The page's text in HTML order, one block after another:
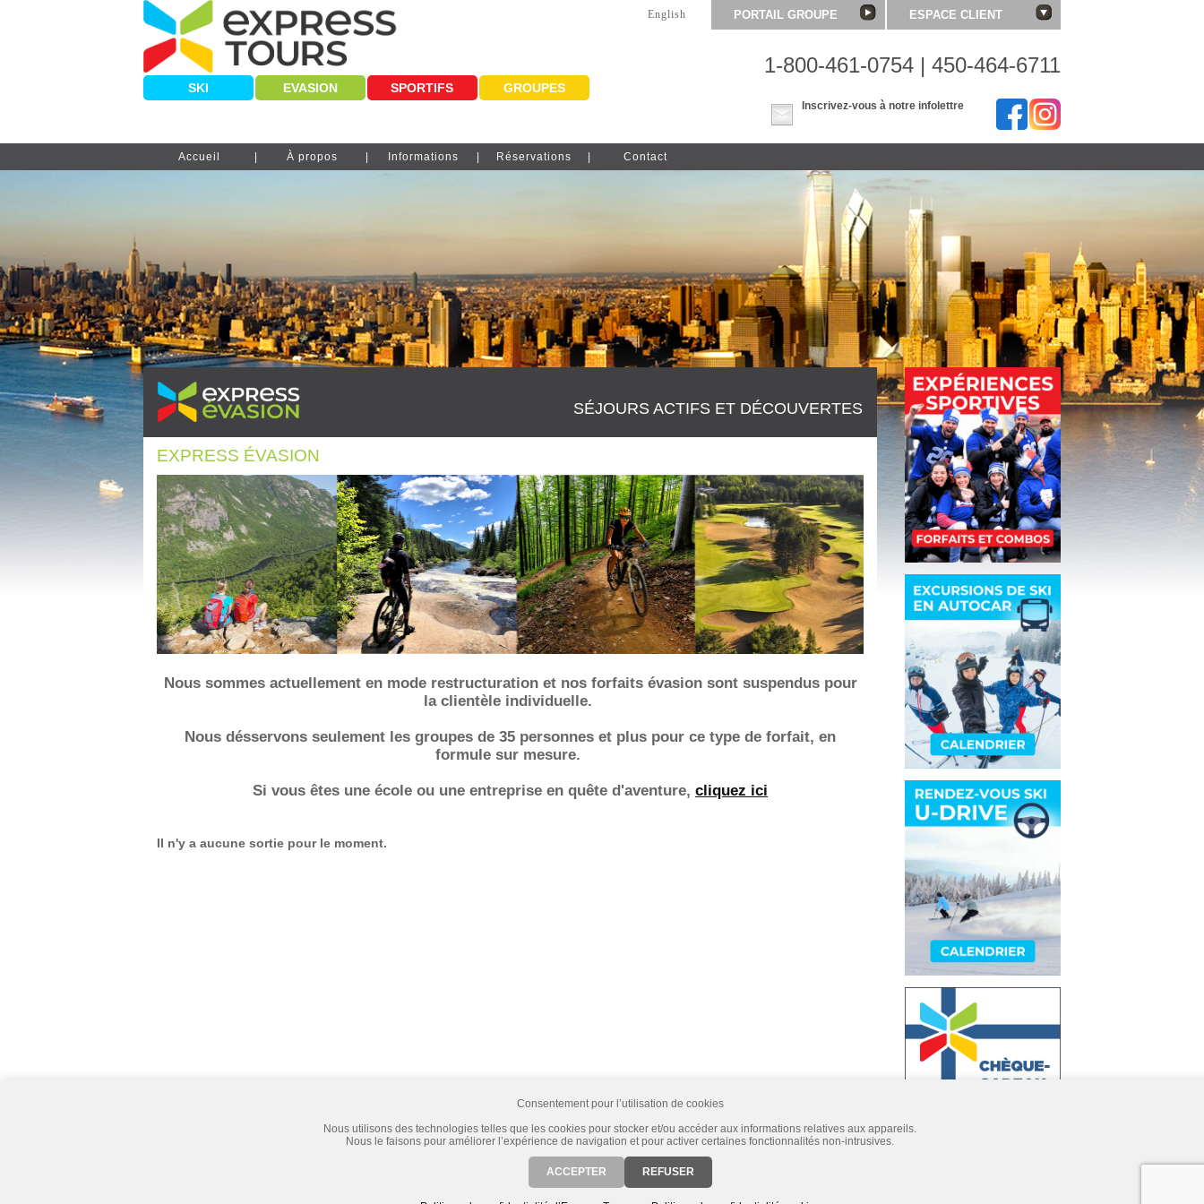
SKI EVASION SPORTIFS GROUPES
English ESPACE CLIENT
PORTAIL GROUPE
1-800-461-0754 | 450-464-6711
Inscrivez-vous à notre infolettre
Accueil À propos Informations Réservations Contact
SÉJOURS ACTIFS ET DÉCOUVERTES
EXPRESS ÉVASION
Nous sommes actuellement en mode restructuration et nos forfaits évasion sont suspendus pour
la clientèle individuelle.
Nous désservons seulement les groupes de 35 personnes et plus pour ce type de forfait, en
formule sur mesure.
Si vous êtes une école ou une entreprise en quête d'aventure,cliquez ici
Il n'y a aucune sortie pour le moment.
Consentement pour l’utilisation de cookies
Nous utilisons des technologies telles que les cookies pour stocker et/ou accéder aux informations relatives aux appareils.
Nous le faisons pour améliorer l’expérience de navigation et pour activer certaines fonctionnalités non-intrusives.
ACCEPTER REFUSER